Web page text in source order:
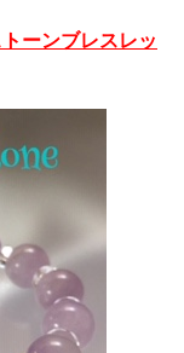
ーンブレスレッ